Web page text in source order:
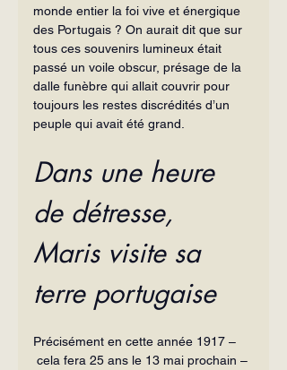
monde entier la foi vive et énergique
des Portugais ? On aurait dit que sur
tous ces souvenirs lumineux était
passé un voile obscur, présage de la
dalle funèbre qui allait couvrir pour
toujours les restes discrédités d’un
peuple qui avait été grand.
Dans une heure
de détresse,
Maris visite sa
terre portugaise
Précisément en cette année 1917 –
cela fera 25 ans le 13 mai prochain –